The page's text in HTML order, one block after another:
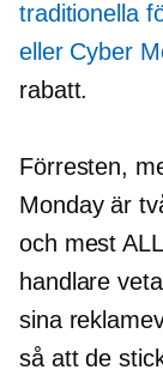
traditionella
eller Cyber
rabatt.
Förresten,
Monday är
och mest
handlare
sina
så att de